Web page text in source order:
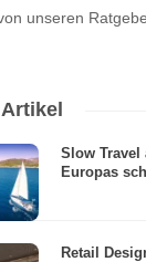
unseren
Slow Travel
Europas
Retail